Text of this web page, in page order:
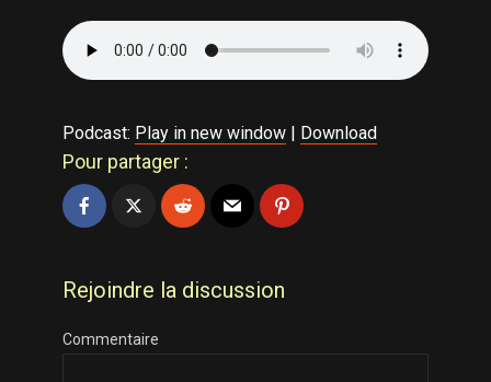
Podcast: Play in new window | Download
Pour partager :
Rejoindre la discussion
Commentaire